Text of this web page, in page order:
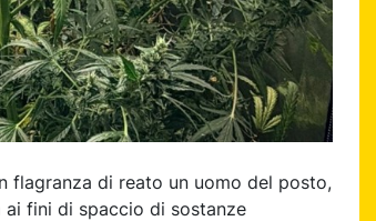
flagranza di reato un uomo del posto,
fini di spaccio di sostanze